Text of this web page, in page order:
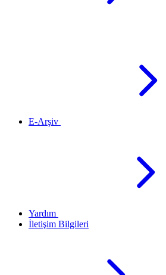
E-Arşiv
Yardım
İletişim Bilgileri